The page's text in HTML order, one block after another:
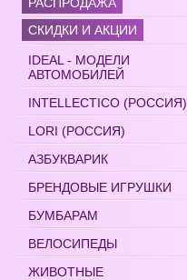
СКИДКИ И АКЦИИ
IDEAL - МОДЕЛИ
АВТОМОБИЛЕЙ
INTELLECTICO (РОССИЯ)
LORI (РОССИЯ)
АЗБУКВАРИК
БРЕНДОВЫЕ ИГРУШКИ
БУМБАРАМ
ВЕЛОСИПЕДЫ
ЖИВОТНЫЕ